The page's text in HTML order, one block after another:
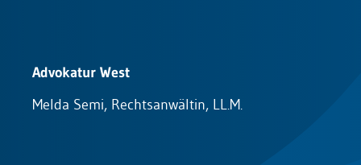
Advokatur West
Melda Semi, Rechtsanwältin, LL.M.